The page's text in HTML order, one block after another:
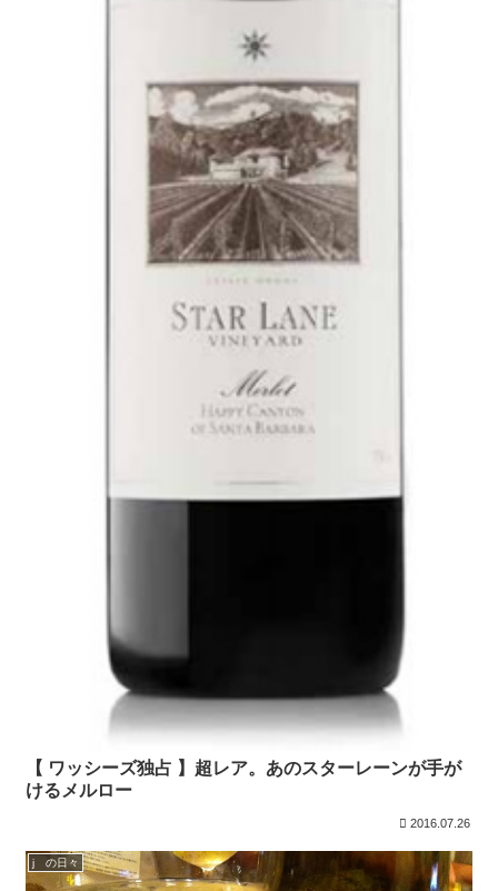
【 ワッシーズ独占 】超レア。あのスターレーンが手が
けるメルロー
2016.07.26
j の日々